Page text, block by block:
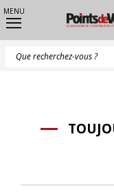
MENU